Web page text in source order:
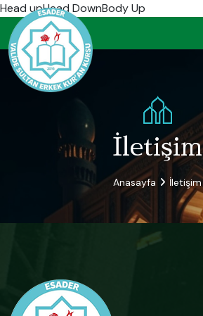
Head upHead DownBody Up
İletişim
Anasayfa İletişim